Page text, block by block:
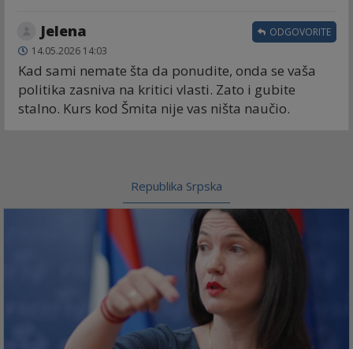
Jelena
14.05.2026 14:03
Kad sami nemate šta da ponudite, onda se vaša
politika zasniva na kritici vlasti. Zato i gubite
stalno. Kurs kod Šmita nije vas ništa naučio.
ODGOVORITE
Republika Srpska